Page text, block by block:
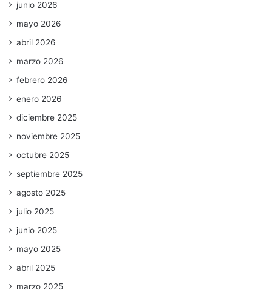
junio 2026
mayo 2026
abril 2026
marzo 2026
febrero 2026
enero 2026
diciembre 2025
noviembre 2025
octubre 2025
septiembre 2025
agosto 2025
julio 2025
junio 2025
mayo 2025
abril 2025
marzo 2025